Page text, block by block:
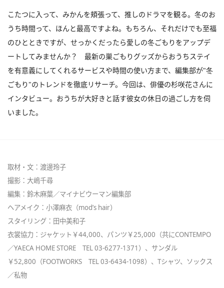
こたつに入って、みかんを頬張って、推しのドラマを観る。冬のお
うち時間って、ほんと最高ですよね。もちろん、それだけでも至福
のひとときですが、せっかくだったら愛しの冬ごもりをアップデ
ートしてみませんか？ 最新の巣ごもりグッズからおうちステイ
を有意義にしてくれるサービスや時間の使い方まで、編集部が"冬
ごもり"のトレンドを徹底リサーチ。今回は、俳優の杉咲花さんに
インタビュー。おうちが大好きと話す彼女の休日の過ごし方を伺
いました。
取材・文：渡邊玲子
撮影：大嶋千尋
編集：鈴木麻葉／マイナビウーマン編集部
ヘアメイク：小澤麻衣（mod’s hair）
スタイリング：田中美和子
衣裳協力：ジャケット￥44,000、パンツ￥25,000（共にCONTEMPO
／YAECA HOME STORE TEL 03-6277-1371）、サンダル
￥52,800（FOOTWORKS TEL 03-6434-1098）、Tシャツ、ソックス
／私物